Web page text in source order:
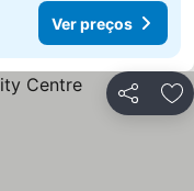
Ver preços
Partilhar